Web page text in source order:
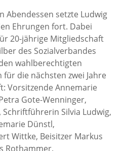
Abendessen setzte Ludwig
Ehrungen fort. Dabei
20-jährige Mitgliedschaft
des Sozialverbandes
wahlberechtigten
die nächsten zwei Jahre
Vorsitzende Annemarie
Gote-Wenninger,
Silvia Ludwig,
Dünstl,
Wittke, Beisitzer Markus
Rothammer.